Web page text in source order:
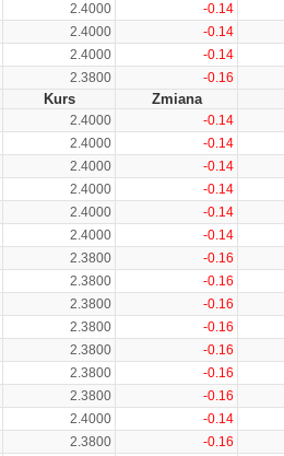
2.4000 -0.14
2.4000 -0.14
2.4000 -0.14
2.3800 -0.16
Kurs Zmiana
2.4000 -0.14
2.4000 -0.14
2.4000 -0.14
2.4000 -0.14
2.4000 -0.14
2.4000 -0.14
2.3800 -0.16
2.3800 -0.16
2.3800 -0.16
2.3800 -0.16
2.3800 -0.16
2.3800 -0.16
2.3800 -0.16
2.4000 -0.14
2.3800 -0.16